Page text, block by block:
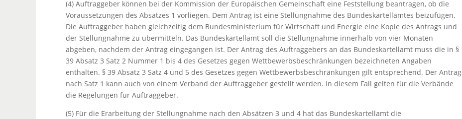
(4) Auftraggeber können bei der Kommission der Europäischen Gemeinschaft eine Feststellung beantragen, ob die
Voraussetzungen des Absatzes 1 vorliegen. Dem Antrag ist eine Stellungnahme des Bundeskartellamtes beizufügen.
Die Auftraggeber haben gleichzeitig dem Bundesministerium für Wirtschaft und Energie eine Kopie des Antrags und
der Stellungnahme zu übermitteln. Das Bundeskartellamt soll die Stellungnahme innerhalb von vier Monaten
abgeben, nachdem der Antrag eingegangen ist. Der Antrag des Auftraggebers an das Bundeskartellamt muss die in §
39 Absatz 3 Satz 2 Nummer 1 bis 4 des Gesetzes gegen Wettbewerbsbeschränkungen bezeichneten Angaben
enthalten. § 39 Absatz 3 Satz 4 und 5 des Gesetzes gegen Wettbewerbsbeschränkungen gilt entsprechend. Der Antrag
nach Satz 1 kann auch von einem Verband der Auftraggeber gestellt werden. In diesem Fall gelten für die Verbände
die Regelungen für Auftraggeber.
(5) Für die Erarbeitung der Stellungnahme nach den Absätzen 3 und 4 hat das Bundeskartellamt die